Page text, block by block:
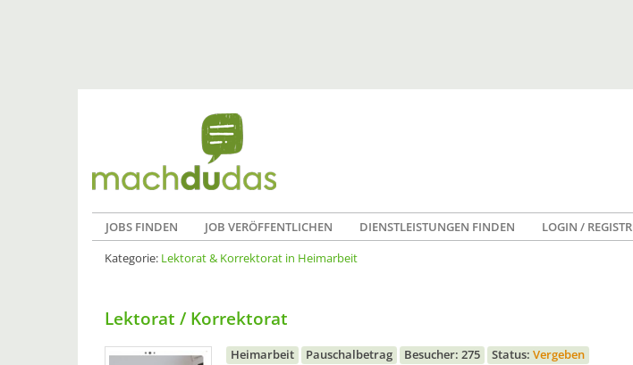
JOBS FINDEN JOB VERÖFFENTLICHEN DIENSTLEISTUNGEN FINDEN LOGIN /
Kategorie: Lektorat & Korrektorat in Heimarbeit
Lektorat / Korrektorat
Heimarbeit Pauschalbetrag Besucher: 275 Status: Vergeben